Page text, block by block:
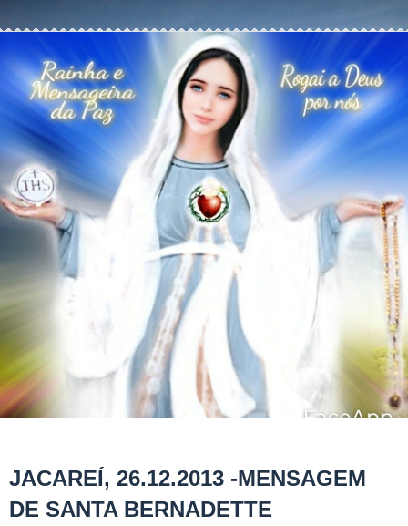
JACAREÍ, 26.12.2013 -MENSAGEM
DE SANTA BERNADETTE